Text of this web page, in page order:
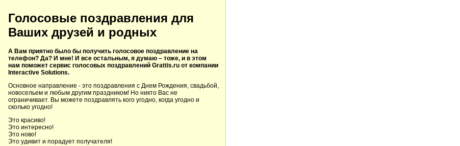
Голосовые поздравления для
Ваших друзей и родных
А Вам приятно было бы получить голосовое поздравление на
телефон? Да? И мне! И все остальным, я думаю – тоже, и в этом
нам поможет сервис голосовых поздравлений Grattis.ru от компании
Interactive Solutions.
Основное направление - это поздравления с Днем Рождения, свадьбой,
новосельем и любым другим праздником! Но никто Вас не
ограничивает. Вы можете поздравлять кого угодно, когда угодно и
сколько угодно!
Это красиво!
Это интересно!
Это ново!
Это удивит и порадует получателя!